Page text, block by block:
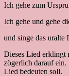
Ich gehe zum
Ich gehe und gehe
und singe das uralte
Dieses Lied erklingt
zögerlich darauf ein.
Lied bedeuten soll.